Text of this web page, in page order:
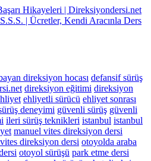
Hikayeleri | Direksiyondersi.net
| Ücretler, Kendi Aracınla Ders
direksiyon hocası defansif sürüş
direksiyon eğitimi direksiyon
ehliyetli sürücü ehliyet sonrası
deneyimi güvenli sürüş güvenli
ileri sürüş teknikleri istanbul istanbul
manuel vites direksiyon dersi
direksiyon dersi otoyolda araba
otoyol sürüşü park etme dersi